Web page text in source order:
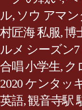
ル, ソウ アマン
村匠海 私服,博
ルメ シーズン7
合唱 小学生, ク
2020 ケンタッ
英語,観音寺駅